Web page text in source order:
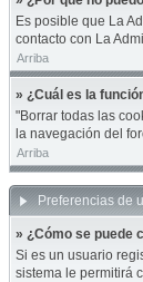
Es posible que La
contacto con La
Arriba
» ¿Cuál es la
"Borrar todas las
la navegación del
Arriba
Preferencias de
» ¿Cómo se puede
Si es un usuario
sistema le permitirá